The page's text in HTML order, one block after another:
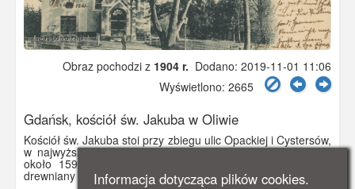
Obraz pochodzi z 1904 r. Dodano: 2019-11-01 11:06
Wyświetlono: 2665
Gdańsk, kościół św. Jakuba w Oliwie
Kościół św. Jakuba stoi przy zbiegu ulic Opackiej i Cystersów,
w najwyższym punkcie w starej części Oliwy . Pochodzi z
około 1592 roku. Wcześniej mógł istnieć w tym miejscu
drewniany kościółek z ok. 1300 roku.
Informacja dotycząca plików cookies.